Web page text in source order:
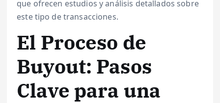
que ofrecen estudios y análisis detallados sobre
este tipo de transacciones.
El Proceso de
Buyout: Pasos
Clave para una